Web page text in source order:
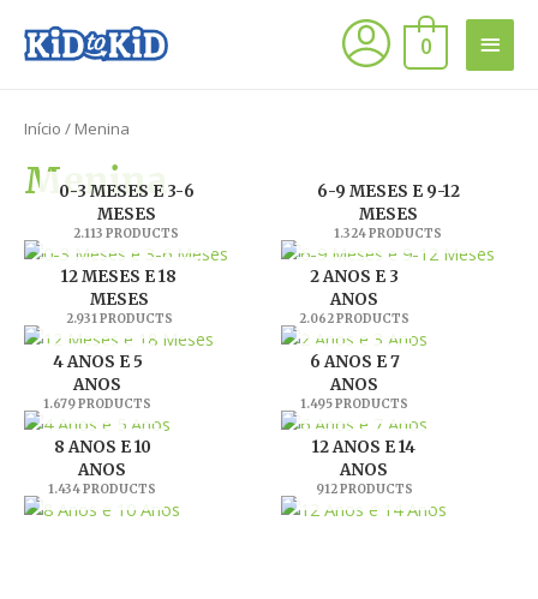
0
Início / Menina
Menina
0-3 MESES E 3-6
MESES
2.113 PRODUCTS
6-9 MESES E 9-12
MESES
1.324 PRODUCTS
12 MESES E 18
MESES
2.931 PRODUCTS
2 ANOS E 3
ANOS
2.062 PRODUCTS
4 ANOS E 5
ANOS
1.679 PRODUCTS
6 ANOS E 7
ANOS
1.495 PRODUCTS
8 ANOS E 10
ANOS
1.434 PRODUCTS
12 ANOS E 14
ANOS
912 PRODUCTS